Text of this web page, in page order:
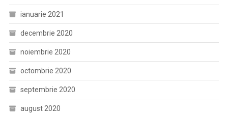
ianuarie 2021
decembrie 2020
noiembrie 2020
octombrie 2020
septembrie 2020
august 2020